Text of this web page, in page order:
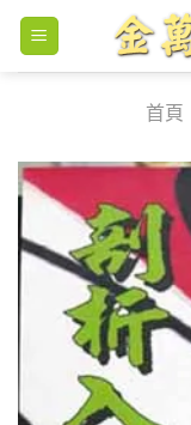
Skip
content
首頁